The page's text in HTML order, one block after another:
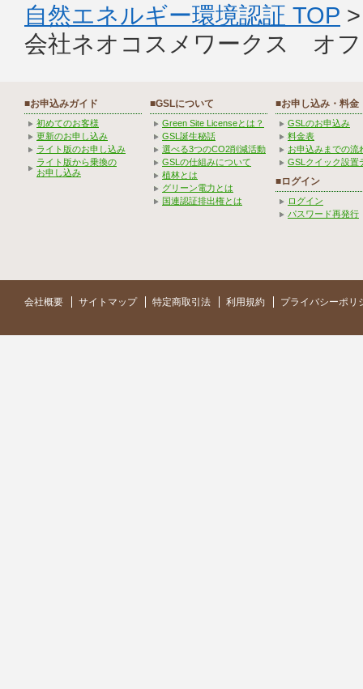
自然エネルギー環境認証 TOP
会社ネオコスメワークス オ
■お申込みガイド
初めてのお客様
更新のお申し込み
ライト版のお申し込み
ライト版から乗換の
お申し込み
■GSLについて
Green Site Licenseとは？
GSL誕生秘話
選べる3つのCO2削減活動
GSLの仕組みについて
植林とは
グリーン電力とは
国連認証排出権とは
■お申し込み・料金
GSLのお申込み
料金表
お申込みまでの流
GSLクイック設置
■ログイン
ログイン
パスワード再発行
会社概要 サイトマップ 特定商取引法 利用規約 プライバシーポリ